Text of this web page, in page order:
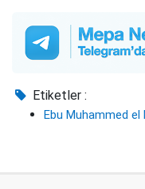
Etiketler :
Ebu Muhammed el